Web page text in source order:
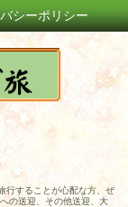
シーポリシー
行することが心配な方、ぜ
の送迎、その他送迎、大